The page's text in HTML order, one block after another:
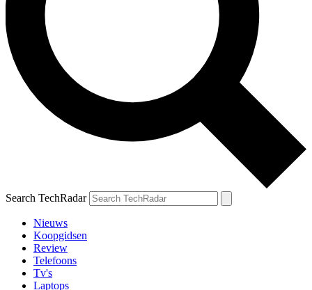
Search TechRadar
Nieuws
Koopgidsen
Review
Telefoons
Tv's
Laptops